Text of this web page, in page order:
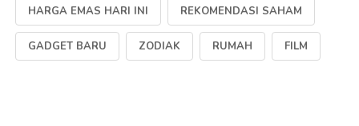
HARGA EMAS HARI INI REKOMENDASI SAHAM
GADGET BARU ZODIAK RUMAH FILM